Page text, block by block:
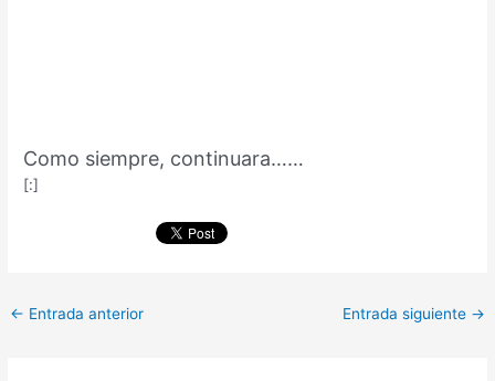
Como siempre, continuara……
[:]
← Entrada anterior Entrada siguiente →